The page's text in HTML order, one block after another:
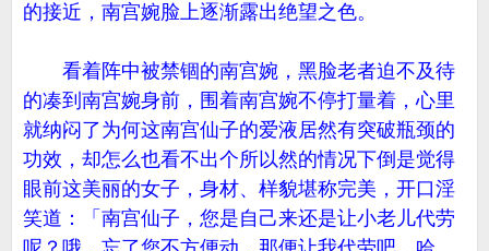
的接近，南宫婉脸上逐渐露出绝望之色。
看着阵中被禁锢的南宫婉，黑脸老者迫不及待
的凑到南宫婉身前，围着南宫婉不停打量着，心里
就纳闷了为何这南宫仙子的爱液居然有突破瓶颈的
功效，却怎么也看不出个所以然的情况下倒是觉得
眼前这美丽的女子，身材、样貌堪称完美，开口淫
笑道：「南宫仙子，您是自己来还是让小老儿代劳